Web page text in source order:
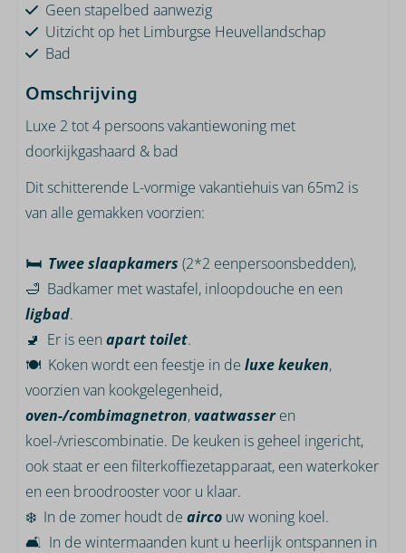
Geen stapelbed aanwezig
Uitzicht op het Limburgse Heuvellandschap
Bad
Omschrijving
Luxe 2 tot 4 persoons vakantiewoning met
doorkijkgashaard & bad
Dit schitterende L-vormige vakantiehuis van 65m2 is
van alle gemakken voorzien:
🛏️ Twee slaapkamers (2*2 eenpersoonsbedden),
🛁 Badkamer met wastafel, inloopdouche en een
ligbad.
🚽 Er is een apart toilet.
🍽️ Koken wordt een feestje in de luxe keuken,
voorzien van kookgelegenheid,
oven-/combimagnetron,vaatwasseren
koel-/vriescombinatie. De keuken is geheel ingericht,
ook staat er een filterkoffiezetapparaat, een waterkoker
en een broodrooster voor u klaar.
❄️ In de zomer houdt de airco uw woning koel.
🛋️ In de wintermaanden kunt u heerlijk ontspannen in